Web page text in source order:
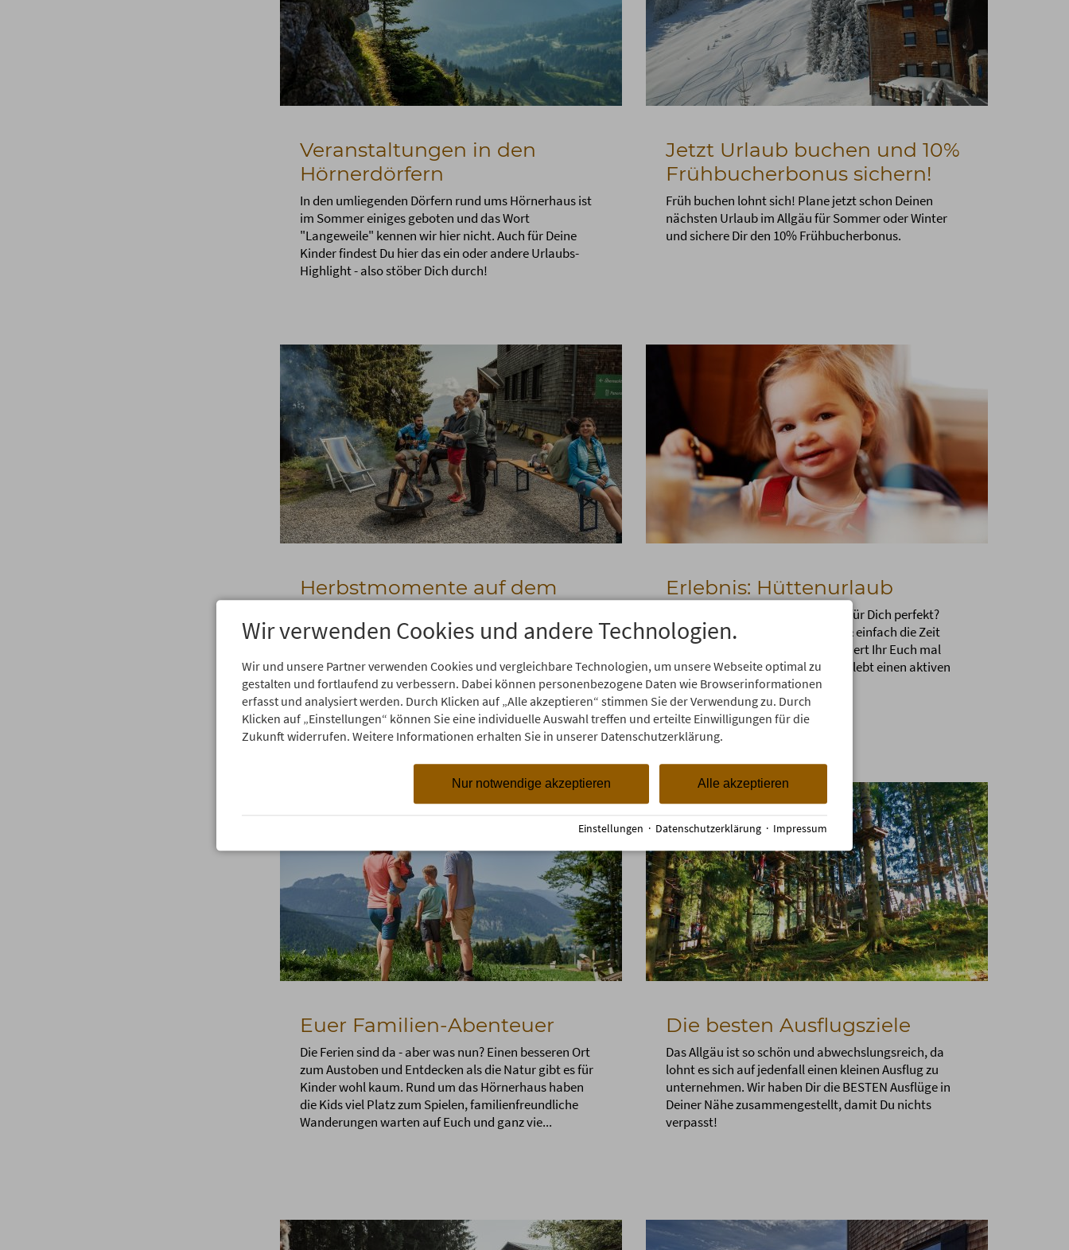
Veranstaltungen in den
Hörnerdörfern
In den umliegenden Dörfern rund ums Hörnerhaus ist
im Sommer einiges geboten und das Wort
"Langeweile" kennen wir hier nicht. Auch für Deine
Kinder findest Du hier das ein oder andere Urlaubs-
Highlight - also stöber Dich durch!
Jetzt Urlaub buchen und 10%
Frühbucherbonus sichern!
Früh buchen lohnt sich! Plane jetzt schon Deinen
nächsten Urlaub im Allgäu für Sommer oder Winter
und sichere Dir den 10% Frühbucherbonus.
Herbstmomente auf dem
Rot-gelbe Blätter & frische kühle Bergluft - liebst Du
einfach herrlich im Allgäu. Und in einem Urlaub direkt
am Berg genießt Du die Natur in vollen Zügen - denn
Du bist schon mittendrin!
Erlebnis: Hüttenurlaub
Was macht einen Familienurlaub für Dich perfekt?
Gemeinsame Erlebnisse, Lachen & einfach die Zeit
genießen. In den Bergen konzentriert Ihr Euch mal
wieder auf das Wesentliche und erlebt einen aktiven
und naturnahen Urlaub.
Euer Familien-Abenteuer
Die Ferien sind da - aber was nun? Einen besseren Ort
zum Austoben und Entdecken als die Natur gibt es für
Kinder wohl kaum. Rund um das Hörnerhaus haben
die Kids viel Platz zum Spielen, familienfreundliche
Wanderungen warten auf Euch und ganz vie...
Die besten Ausflugsziele
Das Allgäu ist so schön und abwechslungsreich, da
lohnt es sich auf jedenfall einen kleinen Ausflug zu
unternehmen. Wir haben Dir die BESTEN Ausflüge in
Deiner Nähe zusammengestellt, damit Du nichts
verpasst!
Wir verwenden Cookies und andere Technologien.
Wir und unsere Partner verwenden Cookies und vergleichbare Technologien, um unsere Webseite optimal zu
gestalten und fortlaufend zu verbessern. Dabei können personenbezogene Daten wie Browserinformationen
erfasst und analysiert werden. Durch Klicken auf „Alle akzeptieren“ stimmen Sie der Verwendung zu. Durch
Klicken auf „Einstellungen“ können Sie eine individuelle Auswahl treffen und erteilte Einwilligungen für die
Zukunft widerrufen. Weitere Informationen erhalten Sie in unserer Datenschutzerklärung.
Alle akzeptieren
Nur notwendige akzeptieren
Einstellungen · Datenschutzerklärung · Impressum